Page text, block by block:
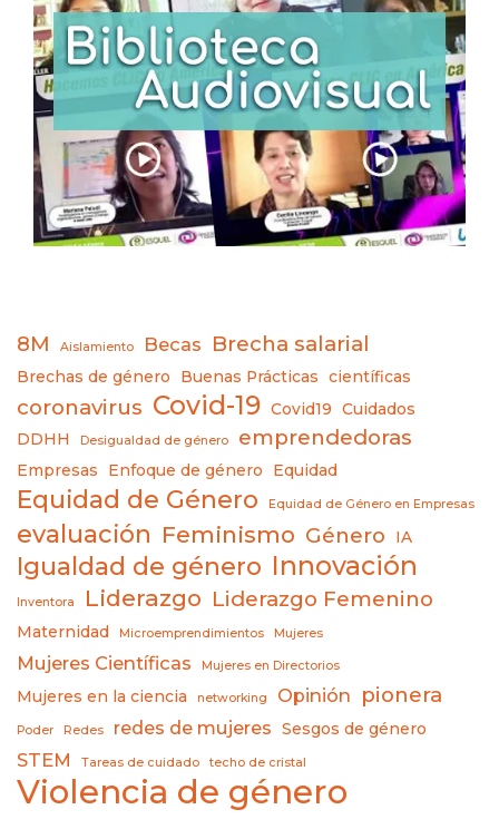
8M Aislamiento Becas Brecha salarial
Brechas de género Buenas Prácticas científicas
coronavirus Covid-19 Covid19
Cuidados
DDHH
Desigualdad de género emprendedoras
Empresas Enfoque de género Equidad
Equidad de Género Equidad de Género en Empresas
evaluación Feminismo Género IA
Igualdad de género Innovación
Inventora Liderazgo Liderazgo Femenino
Maternidad Microemprendimientos Mujeres
Mujeres Científicas Mujeres en Directorios
Mujeres en la ciencia networking Opinión pionera
Poder Redes redes de mujeres Sesgos de género
STEM Tareas de cuidado techo de cristal
Violencia de género